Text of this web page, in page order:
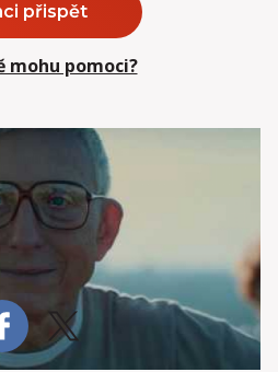
přispět
mohu pomoci?